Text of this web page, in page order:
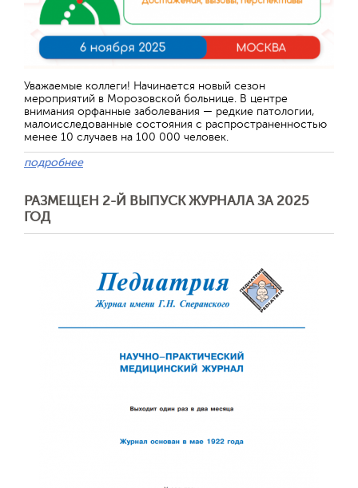
Уважаемые коллеги! Начинается новый сезон
мероприятий в Морозовской больнице. В центре
внимания орфанные заболевания — редкие патологии,
малоисследованные состояния с распространенностью
менее 10 случаев на 100 000 человек.
подробнее
РАЗМЕЩЕН 2-Й ВЫПУСК ЖУРНАЛА ЗА 2025
ГОД